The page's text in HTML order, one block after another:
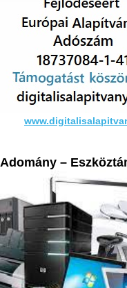
Adomány –